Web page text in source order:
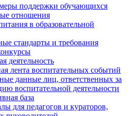
поддержки обучающихся
отношения
в образовательной
стандарты и требования
деятельность
лента воспитательных событий
данные лиц, ответственных за
воспитательной деятельности
база
для педагогов и кураторов,